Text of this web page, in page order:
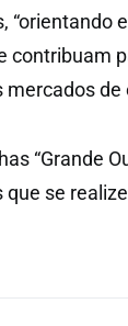
“orientando
contribuam
de
“Grande
se